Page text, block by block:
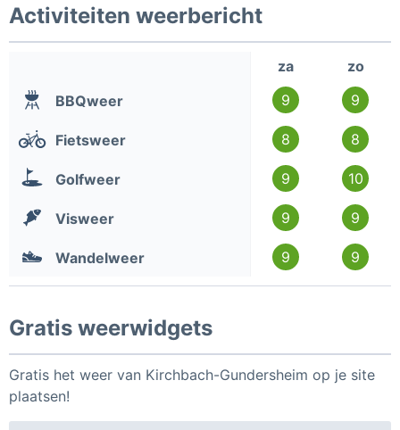
Activiteiten weerbericht
za
zo
BBQweer
9 9
Fietsweer 8 8
Golfweer 9 10
Visweer 9 9
Wandelweer 9 9
Gratis weerwidgets
Gratis het weer van Kirchbach-Gundersheim op je site
plaatsen!